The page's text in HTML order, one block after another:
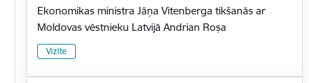
Ekonomikas ministra Jāņa Vitenberga tikšanās ar
Moldovas vēstnieku Latvijā Andrian Roșa
Vizīte